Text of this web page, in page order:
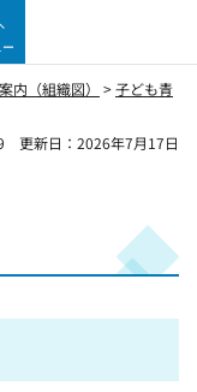
内（組織図） >子ども青
更新日：2026年7月17日